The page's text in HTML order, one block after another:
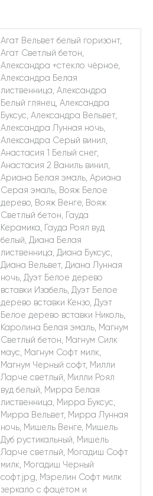
Агат Вельвет белый горизонт,
Агат Светлый бетон,
Александра +стекло чёрное,
Александра Белая
лиственница, Александра
Белый глянец, Александра
Буксус, Александра Вельвет,
Александра Лунная ночь,
Александра Серый винил,
Анастасия 1 Белый снег,
Анастасия 2 Ваниль винил,
Ариана Белая эмаль, Ариана
Серая эмаль, Вояж Белое
дерево, Вояж Венге, Вояж
Светлый бетон, Гауда
Керамика, Гауда Роял вуд
белый, Диана Белая
лиственница, Диана Буксус,
Диана Вельвет, Диана Лунная
ночь, Дуэт Белое дерево
вставки Изабель, Дуэт Белое
дерево вставки Кензо, Дуэт
Белое дерево вставки Николь,
Каролина Белая эмаль, Магнум
Светлый бетон, Магнум Силк
маус, Магнум Софт милк,
Магнум Черный софт, Милли
Ларче светлый, Милли Роял
вуд белый, Мирра Белая
лиственница, Мирра Буксус,
Мирра Вельвет, Мирра Лунная
ночь, Мишель Венге, Мишель
Дуб рустикальный, Мишель
Ларче светлый, Могадиш Софт
милк, Могадиш Черный
софт.jpg, Мэрелин Софт милк
зеркало с фацетом и